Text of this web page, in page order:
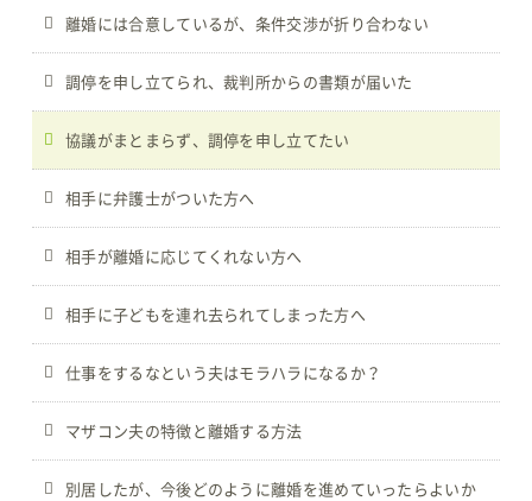
離婚には合意しているが、条件交渉が折り合わない
調停を申し立てられ、裁判所からの書類が届いた
協議がまとまらず、調停を申し立てたい
相手に弁護士がついた方へ
相手が離婚に応じてくれない方へ
相手に子どもを連れ去られてしまった方へ
仕事をするなという夫はモラハラになるか？
マザコン夫の特徴と離婚する方法
別居したが、今後どのように離婚を進めていったらよいか